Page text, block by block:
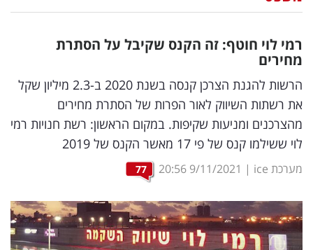
דיגיטל
וטק
שיווק
ופרסום
משפט
מדדים
ומחקרים
רמי לוי חוטף: זה הקנס שקיבל על הסתרת
מחירים
הרשות להגנת הצרכן קנסה בשנת 2020 ב-2.3 מיליון שקל
את רשתות השיווק לאור הפרות של הסתרת מחירים
מהצרכנים ומניעות שקיפות. במקום הראשון: רשת חנויות רמי
לוי ששילמו קנס של פי 17 מאשר הקנס של 2019
מערכת ice |
9/11/2021
20:56
77